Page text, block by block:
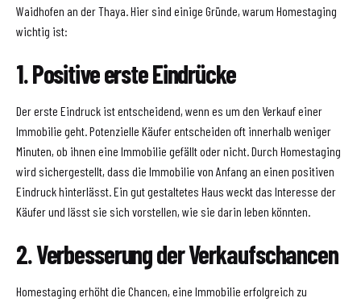
Waidhofen an der Thaya. Hier sind einige Gründe, warum Homestaging
wichtig ist:
1. Positive erste Eindrücke
Der erste Eindruck ist entscheidend, wenn es um den Verkauf einer
Immobilie geht. Potenzielle Käufer entscheiden oft innerhalb weniger
Minuten, ob ihnen eine Immobilie gefällt oder nicht. Durch Homestaging
wird sichergestellt, dass die Immobilie von Anfang an einen positiven
Eindruck hinterlässt. Ein gut gestaltetes Haus weckt das Interesse der
Käufer und lässt sie sich vorstellen, wie sie darin leben könnten.
2. Verbesserung der Verkaufschancen
Homestaging erhöht die Chancen, eine Immobilie erfolgreich zu